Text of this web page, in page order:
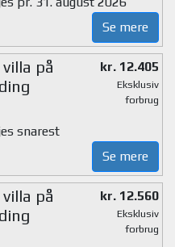
Se mere
på
kr. 12.405
Eksklusiv
forbrug
snarest
Se mere
på
kr. 12.560
Eksklusiv
forbrug